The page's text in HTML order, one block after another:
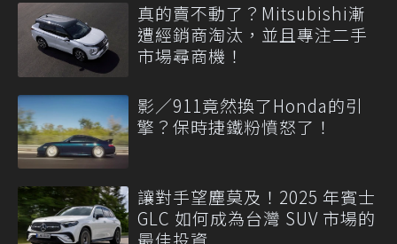
真的賣不動了？Mitsubishi漸
遭經銷商淘汰，並且專注二手
市場尋商機！
影／911竟然換了Honda的引
擎？保時捷鐵粉憤怒了！
讓對手望塵莫及！2025 年賓士
GLC 如何成為台灣 SUV 市場的
最佳投資